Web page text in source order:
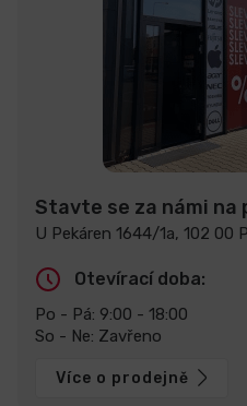
Stavte se za námi na
U Pekáren 1644/1a, 102 00
Otevírací doba:
Po - Pá: 9:00 - 18:00
So - Ne: Zavřeno
Více o prodejně